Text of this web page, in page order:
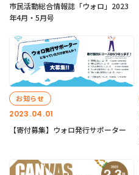
市民活動総合情報誌「ウォロ」2023
年4月・5月号
2023.04.01
お知らせ
【寄付募集】ウォロ発行サポーター